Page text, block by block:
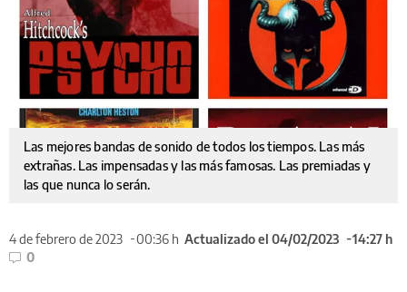
Las mejores bandas de sonido de todos los tiempos. Las más
extrañas. Las impensadas y las más famosas. Las premiadas y
las que nunca lo serán.
4 de febrero de 2023 00:36 h Actualizado el 04/02/2023
14:27 h
0